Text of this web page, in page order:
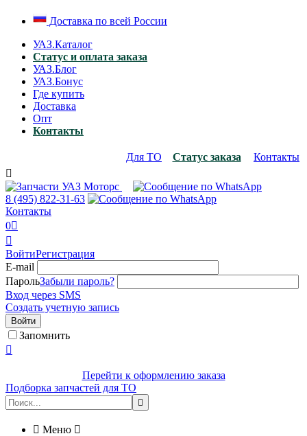
Доставка по всей России
УАЗ.Каталог
Статус и оплата заказа
УАЗ.Блог
УАЗ.Бонус
Где купить
Доставка
Опт
Контакты
Для ТО Статус заказа
Контакты

8 (495) 822-31-63
Контакты
0

ВойтиРегистрация
E-mail
ПарольЗабыли пароль?
Вход через SMS
Создать учетную запись
Войти
Запомнить

Перейти к оформлению заказа
Подборка запчастей для ТО

 Меню 